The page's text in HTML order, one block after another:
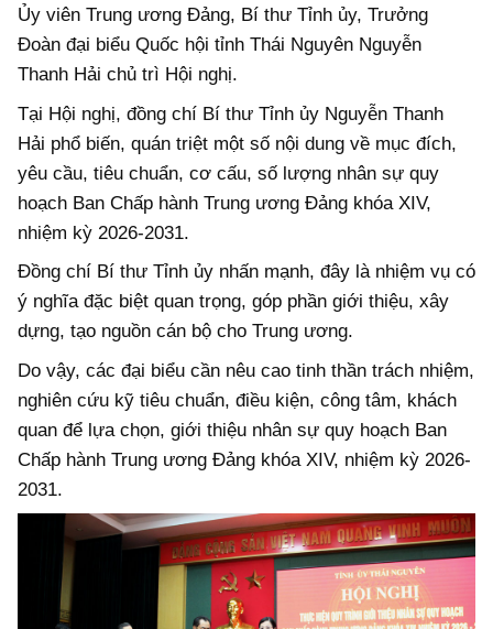
Ủy viên Trung ương Đảng, Bí thư Tỉnh ủy, Trưởng
Đoàn đại biểu Quốc hội tỉnh Thái Nguyên Nguyễn
Thanh Hải chủ trì Hội nghị.
Tại Hội nghị, đồng chí Bí thư Tỉnh ủy Nguyễn Thanh
Hải phổ biến, quán triệt một số nội dung về mục đích,
yêu cầu, tiêu chuẩn, cơ cấu, số lượng nhân sự quy
hoạch Ban Chấp hành Trung ương Đảng khóa XIV,
nhiệm kỳ 2026-2031.
Đồng chí Bí thư Tỉnh ủy nhấn mạnh, đây là nhiệm vụ có
ý nghĩa đặc biệt quan trọng, góp phần giới thiệu, xây
dựng, tạo nguồn cán bộ cho Trung ương.
Do vậy, các đại biểu cần nêu cao tinh thần trách nhiệm,
nghiên cứu kỹ tiêu chuẩn, điều kiện, công tâm, khách
quan để lựa chọn, giới thiệu nhân sự quy hoạch Ban
Chấp hành Trung ương Đảng khóa XIV, nhiệm kỳ 2026-
2031.